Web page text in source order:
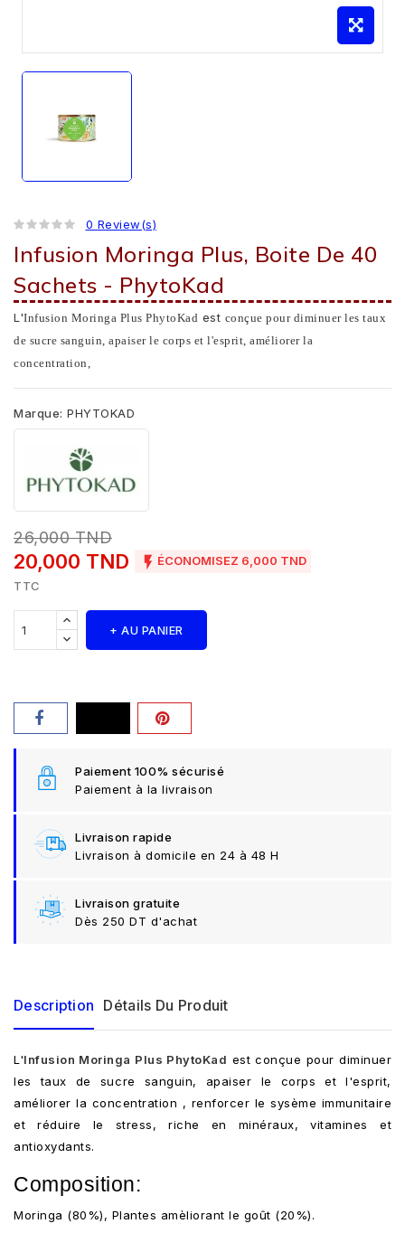
0 Review(s)
Infusion Moringa Plus, Boite De 40
Sachets - PhytoKad
L'Infusion Moringa Plus PhytoKad est conçue pour diminuer les taux
de sucre sanguin, apaiser le corps et l'esprit, améliorer la
concentration,
Marque: PHYTOKAD
26,000 TND
20,000 TND  ÉCONOMISEZ 6,000 TND
TTC
+ AU PANIER
Paiement 100% sécurisé
Paiement à la livraison
Livraison rapide
Livraison à domicile en 24 à 48 H
Livraison gratuite
Dès 250 DT d'achat
Description Détails Du Produit
L'Infusion Moringa Plus PhytoKad est conçue pour diminuer
les taux de sucre sanguin, apaiser le corps et l'esprit,
améliorer la concentration , renforcer le sysème immunitaire
et réduire le stress, riche en minéraux, vitamines et
antioxydants.
Composition:
Moringa (80%), Plantes amèliorant le goût (20%).